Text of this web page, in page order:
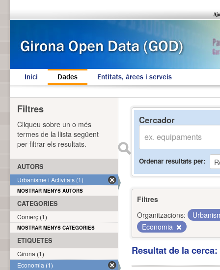
Inici Dades Entitats, àrees i serveis
Cercador
Ordenar resultats per
Filtres
Organitzacions:
Economia
Resultat de la
Filtres
Cliqueu sobre un o més
termes de la llista següent
per filtrar els resultats.
AUTORS
Urbanisme i Activitats (1)
MOSTRAR MENYS AUTORS
CATEGORIES
Comerç (1)
MOSTRAR MENYS CATEGORIES
ETIQUETES
Girona (1)
Economia (1)